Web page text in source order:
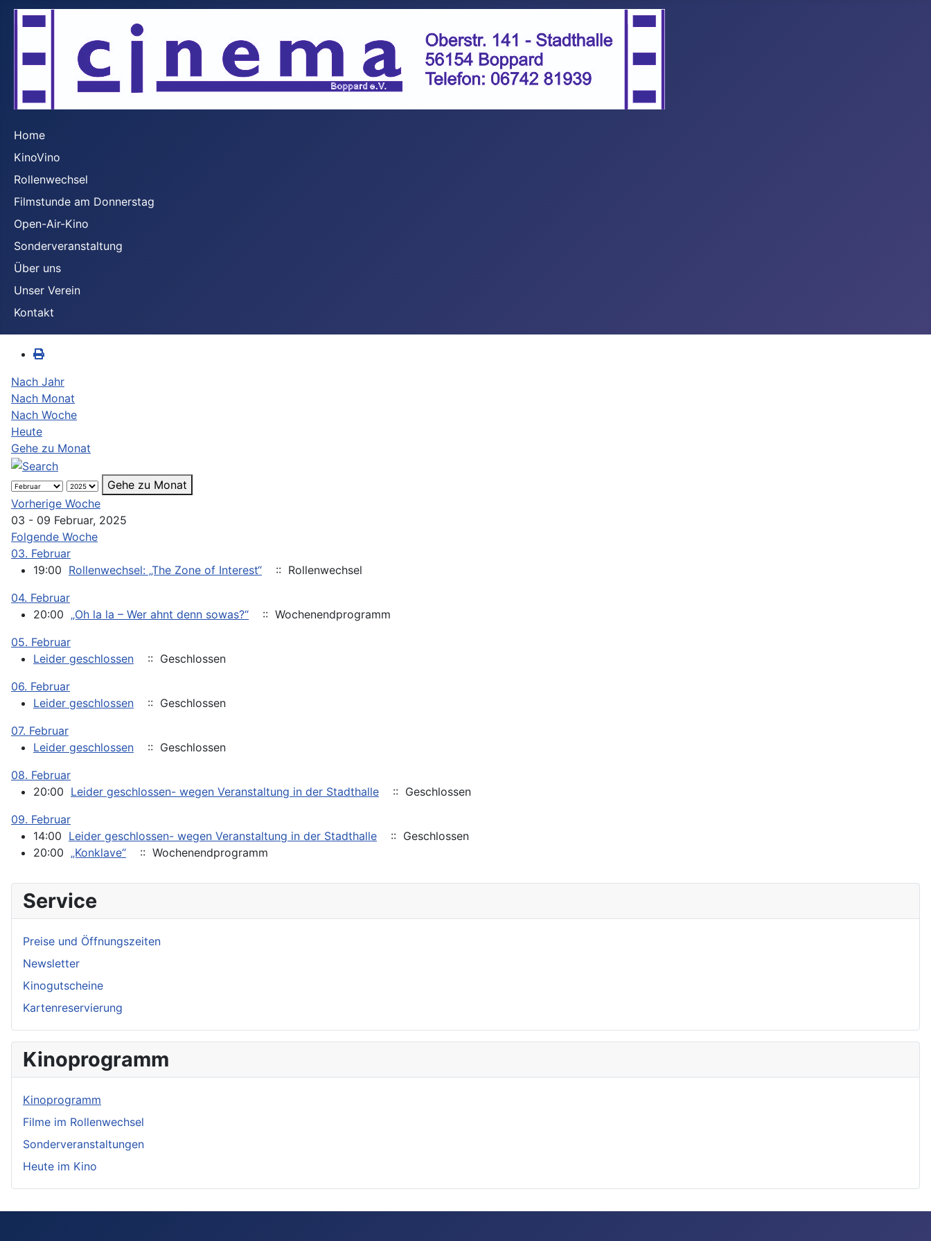
Home
KinoVino
Rollenwechsel
Filmstunde am Donnerstag
Open-Air-Kino
Sonderveranstaltung
Über uns
Unser Verein
Kontakt
Nach Jahr
Nach Monat
Nach Woche
Heute
Gehe zu Monat
Gehe zu Monat
Vorherige Woche
03 - 09 Februar, 2025
Folgende Woche
03. Februar
19:00 Rollenwechsel: „The Zone of Interest“
:: Rollenwechsel
04. Februar
20:00 „Oh la la – Wer ahnt denn sowas?“
:: Wochenendprogramm
05. Februar
Leider geschlossen
:: Geschlossen
06. Februar
Leider geschlossen
:: Geschlossen
07. Februar
Leider geschlossen
:: Geschlossen
08. Februar
20:00 Leider geschlossen- wegen Veranstaltung in der Stadthalle
:: Geschlossen
09. Februar
14:00 Leider geschlossen- wegen Veranstaltung in der Stadthalle
:: Geschlossen
20:00 „Konklave“ :: Wochenendprogramm
Service
Preise und Öffnungszeiten
Newsletter
Kinogutscheine
Kartenreservierung
Kinoprogramm
Kinoprogramm
Filme im Rollenwechsel
Sonderveranstaltungen
Heute im Kino